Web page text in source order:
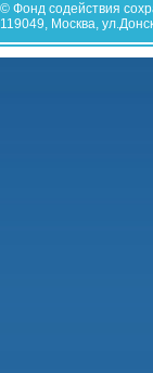
© Фонд содействия
119049, Москва,